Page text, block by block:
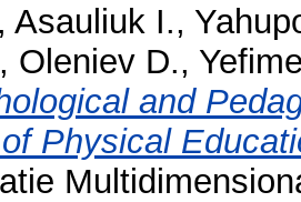
, Asauliuk I.,
, Oleniev D.,
and
Physical